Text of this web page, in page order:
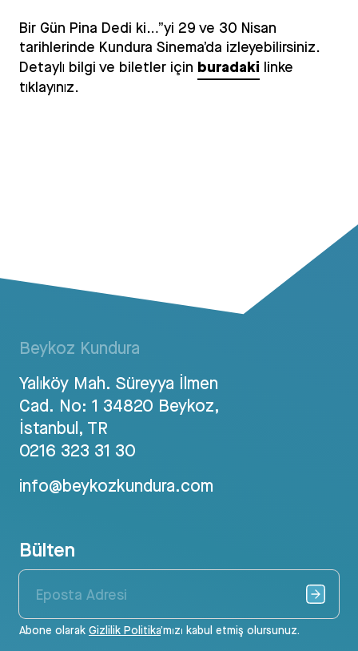
Bir Gün Pina Dedi ki…”yi 29 ve 30 Nisan
tarihlerinde Kundura Sinema’da izleyebilirsiniz.
Detaylı bilgi ve biletler için buradaki linke
tıklayınız.
Beykoz Kundura
Yalıköy Mah. Süreyya İlmen
Cad. No: 1 34820 Beykoz,
İstanbul, TR
0216 323 31 30
info@beykozkundura.com
Bülten
Abone olarak Gizlilik Politika’mızı kabul etmiş olursunuz.